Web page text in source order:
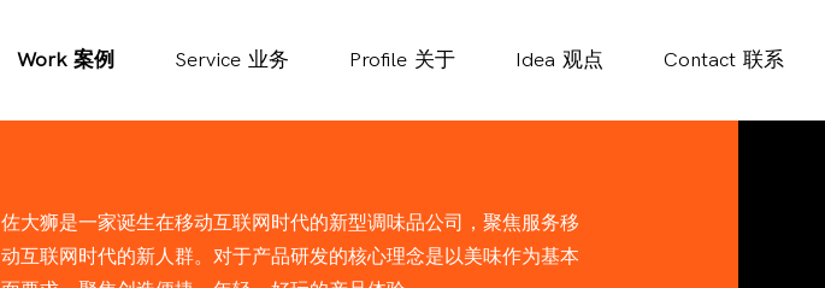
Work 案例 Service 业务 Profile 关于 Idea 观点 Contact 联系
佐大狮是一家诞生在移动互联网时代的新型调味品公司，聚焦服务移
动互联网时代的新人群。对于产品研发的核心理念是以美味作为基本